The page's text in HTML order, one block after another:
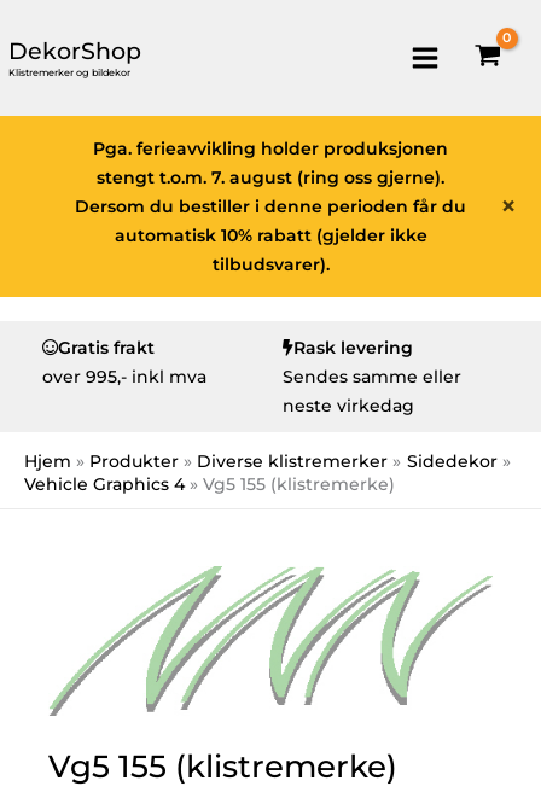
DekorShop
Klistremerker og bildekor
×
Pga. ferieavvikling holder produksjonen
stengt t.o.m. 7. august (ring oss gjerne).
Dersom du bestiller i denne perioden får du
automatisk 10% rabatt (gjelder ikke
tilbudsvarer).
Gratis frakt
over 995,- inkl mva
Rask levering
Sendes samme eller
neste virkedag
Hjem Produkter Diverse klistremerker
Sidedekor
Vehicle Graphics 4
Vg5 155 (klistremerke)
Vg5 155 (klistremerke)